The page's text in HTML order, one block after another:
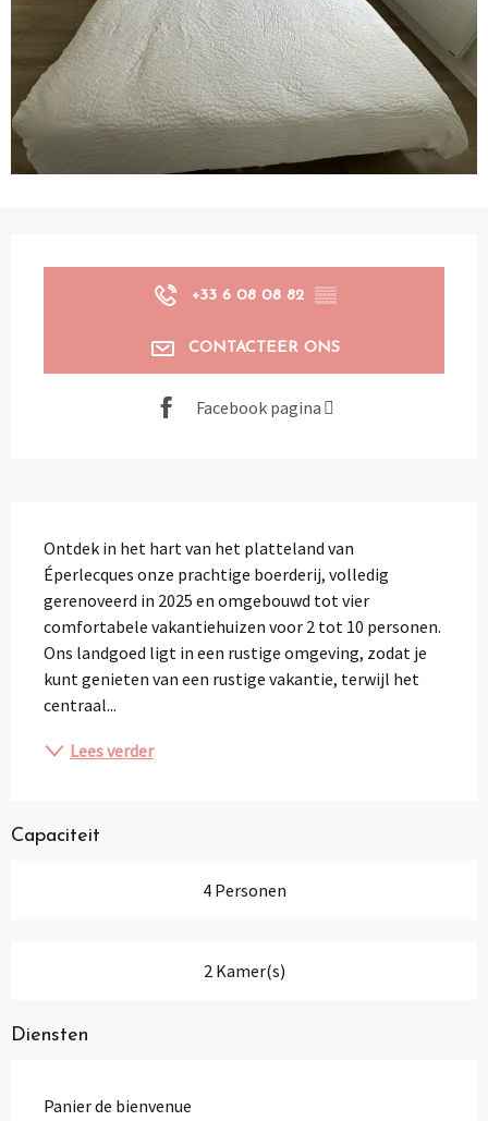
+33 6 08 08 82 ▒▒
CONTACTEER ONS
Facebook pagina
Ontdek in het hart van het platteland van
Éperlecques onze prachtige boerderij, volledig
gerenoveerd in 2025 en omgebouwd tot vier
comfortabele vakantiehuizen voor 2 tot 10 personen.
Ons landgoed ligt in een rustige omgeving, zodat je
kunt genieten van een rustige vakantie, terwijl het
centraal...
Lees verder
Capaciteit
4 Personen
2 Kamer(s)
Diensten
Panier de bienvenue